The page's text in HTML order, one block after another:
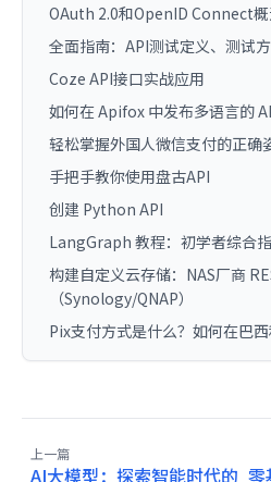
OAuth 2.0和OpenID Connect
全面指南：API测试定义、测试
Coze API接口实战应用
如何在 Apifox 中发布多语言的
轻松掌握外国人微信支付的正确
手把手教你使用盘古API
创建 Python API
LangGraph 教程：初学者综合
构建自定义云存储：NAS厂商
（Synology/QNAP）
Pix支付方式是什么？如何在巴西
上一篇
AI大模型：探索智能时代的 零